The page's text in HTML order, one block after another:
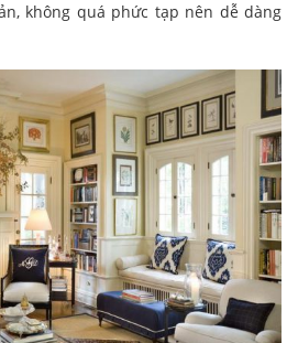
không quá phức tạp nên dễ dàng